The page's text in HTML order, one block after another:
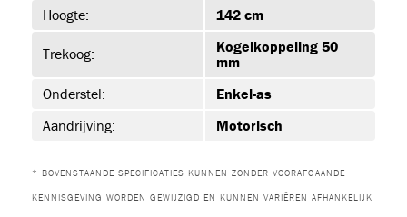
Hoogte:
142 cm
Trekoog:
Kogelkoppeling 50
mm
Onderstel:
Enkel-as
Aandrijving:
Motorisch
* BOVENSTAANDE SPECIFICATIES KUNNEN ZONDER VOORAFGAANDE
KENNISGEVING WORDEN GEWIJZIGD EN KUNNEN VARIËREN AFHANKELIJK